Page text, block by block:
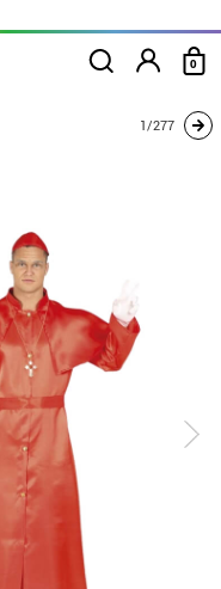
0
1/277